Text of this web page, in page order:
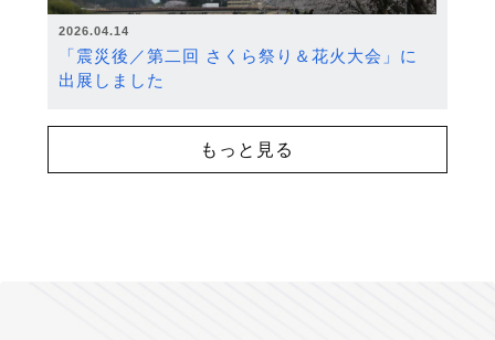
2026.04.14
「震災後／第二回 さくら祭り＆花火大会」に
出展しました
もっと見る